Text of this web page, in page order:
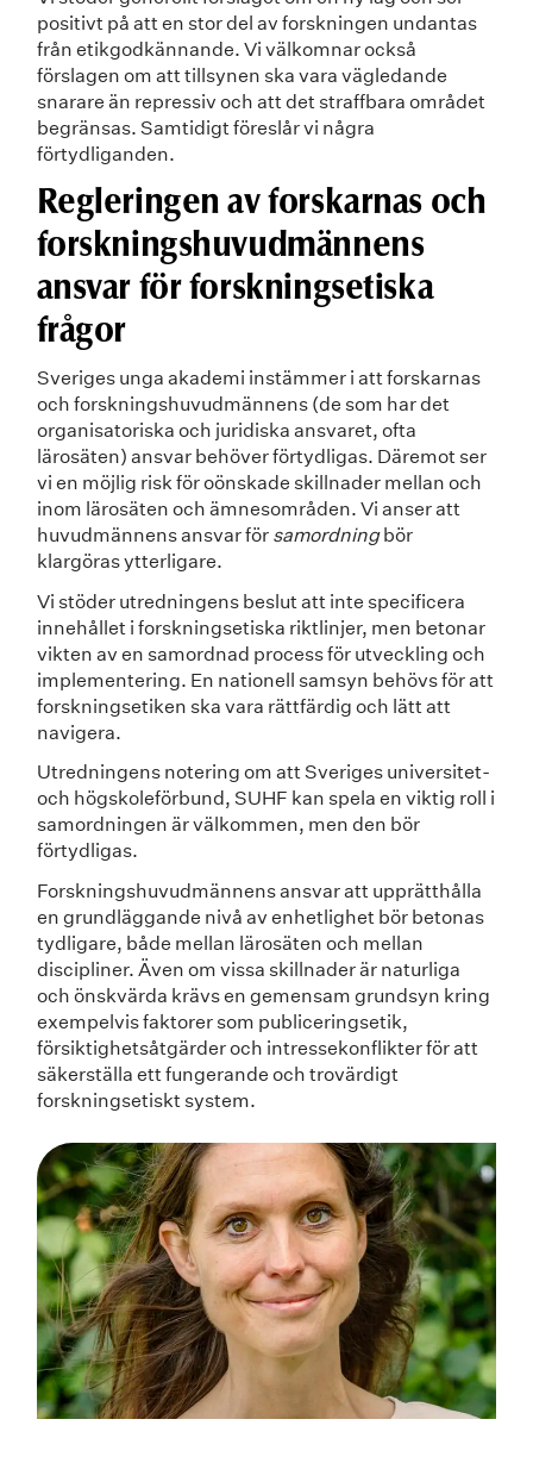
positivt på att en stor del av forskningen undantas
från etikgodkännande. Vi välkomnar också
förslagen om att tillsynen ska vara vägledande
snarare än repressiv och att det straffbara området
begränsas. Samtidigt föreslår vi några
förtydliganden.
Regleringen av forskarnas och
forskningshuvudmännens
ansvar för forskningsetiska
frågor
Sveriges unga akademi instämmer i att forskarnas
och forskningshuvudmännens (de som har det
organisatoriska och juridiska ansvaret, ofta
lärosäten) ansvar behöver förtydligas. Däremot ser
vi en möjlig risk för oönskade skillnader mellan och
inom lärosäten och ämnesområden. Vi anser att
huvudmännens ansvar för samordningbör
klargöras ytterligare.
Vi stöder utredningens beslut att inte specificera
innehållet i forskningsetiska riktlinjer, men betonar
vikten av en samordnad process för utveckling och
implementering. En nationell samsyn behövs för att
forskningsetiken ska vara rättfärdig och lätt att
navigera.
Utredningens notering om att Sveriges universitet-
och högskoleförbund, SUHF kan spela en viktig roll i
samordningen är välkommen, men den bör
förtydligas.
Forskningshuvudmännens ansvar att upprätthålla
en grundläggande nivå av enhetlighet bör betonas
tydligare, både mellan lärosäten och mellan
discipliner. Även om vissa skillnader är naturliga
och önskvärda krävs en gemensam grundsyn kring
exempelvis faktorer som publiceringsetik,
försiktighetsåtgärder och intressekonflikter för att
säkerställa ett fungerande och trovärdigt
forskningsetiskt system.